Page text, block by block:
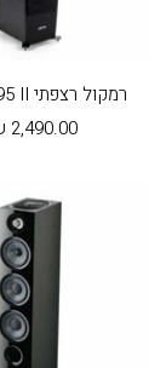
רמקול רצפתי Jamo C 95 II
מחיר
2,490.00 ש"ח